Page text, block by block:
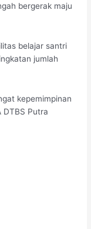
bergerak maju
belajar santri
jumlah
kepemimpinan
DTBS Putra